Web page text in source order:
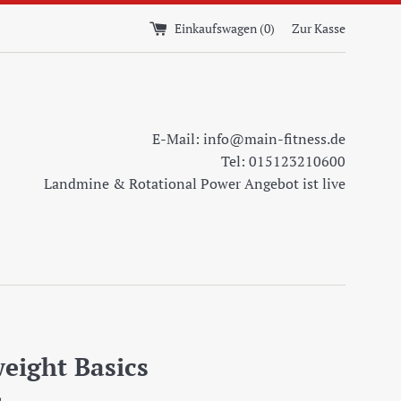
Einkaufswagen (0) Zur Kasse
E-Mail: info@main-fitness.de
Tel: 015123210600
Landmine & Rotational Power Angebot ist live
Basics